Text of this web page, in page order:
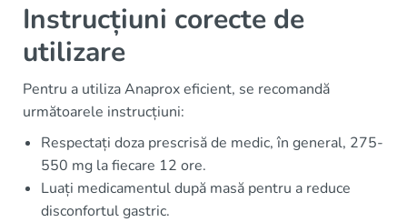
Instrucțiuni corecte de
utilizare
Pentru a utiliza Anaprox eficient, se recomandă
următoarele instrucțiuni:
Respectați doza prescrisă de medic, în general, 275-
550 mg la fiecare 12 ore.
Luați medicamentul după masă pentru a reduce
disconfortul gastric.